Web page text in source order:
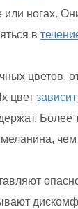
ногах.
в
цветов,
цвет зависит
Более
чем